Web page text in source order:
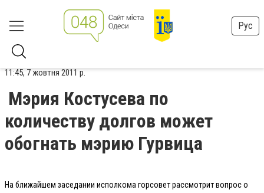
Рус
11:45, 7 жовтня 2011 р.
Мэрия Костусева по
количеству долгов может
обогнать мэрию Гурвица
На ближайшем заседании исполкома горсовет рассмотрит вопрос о